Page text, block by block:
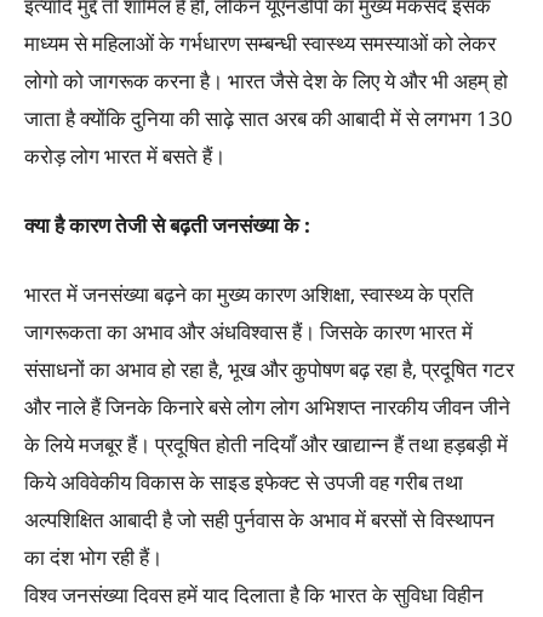
माध्यम से महिलाओं के गर्भधारण सम्बन्धी स्वास्थ्य समस्याओं को लेकर
लोगो को जागरूक करना है। भारत जैसे देश के लिए ये और भी अहम् हो
जाता है क्योंकि दुनिया की साढ़े सात अरब की आबादी में से लगभग 130
करोड़ लोग भारत में बसते हैं।
क्याहैकारण तेजी से बढ़ती जनसंख्या के:
भारत में जनसंख्या बढ़ने का मुख्य कारण अशिक्षा, स्वास्थ्य के प्रति
जागरूकता का अभाव और अंधविश्वास हैं। जिसके कारण भारत में
संसाधनों का अभाव हो रहा है, भूख और कुपोषण बढ़ रहा है, प्रदूषित गटर
और नाले हैं जिनके किनारे बसे लोग लोग अभिशप्त नारकीय जीवन जीने
के लिये मजबूर हैं। प्रदूषित होती नदियाँ और खाद्यान्न हैं तथा हड़बड़ी में
किये अविवेकीय विकास के साइड इफेक्ट से उपजी वह गरीब तथा
अल्पशिक्षित आबादी है जो सही पुर्नवास के अभाव में बरसों से विस्थापन
का दंश भोग रही हैं।
विश्व जनसंख्या दिवस हमें याद दिलाता है कि भारत के सुविधा विहीन